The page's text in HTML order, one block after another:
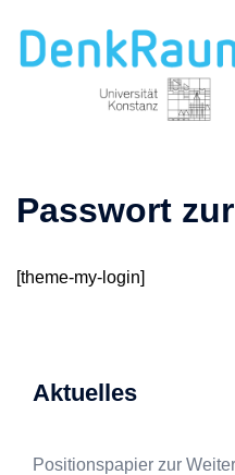
Inhalt
springen
Passwort
[theme-my-login]
Aktuelles
Positionspapier zur